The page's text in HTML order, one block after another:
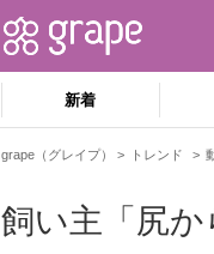
新着
grape（グレイプ） トレンド
飼い主「尻